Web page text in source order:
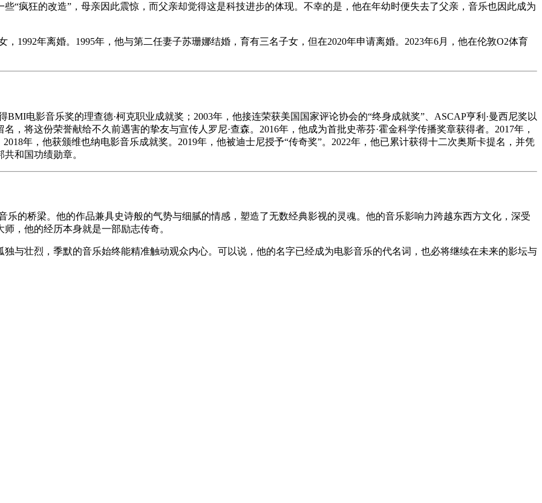
“疯狂的改造”，母亲因此震惊，而父亲却觉得这是科技进步的体现。不幸的是，他在年幼时便失去了父亲，音乐也因此成为
1992年离婚。1995年，他与第二任妻子苏珊娜结婚，育有三名子女，但在2020年申请离婚。2023年6月，他在伦敦O2体育
电影音乐奖的理查德·柯克职业成就奖；2003年，他接连荣获美国国家评论协会的“终身成就奖”、ASCAP亨利·曼西尼奖以
，将这份荣誉献给不久前遇害的挚友与宣传人罗尼·查森。2016年，他成为首批史蒂芬·霍金科学传播奖章获得者。2017年，
年，他获颁维也纳电影音乐成就奖。2019年，他被迪士尼授予“传奇奖”。2022年，他已累计获得十二次奥斯卡提名，并凭
和国功绩勋章。
乐的桥梁。他的作品兼具史诗般的气势与细腻的情感，塑造了无数经典影视的灵魂。他的音乐影响力跨越东西方文化，深受
，他的经历本身就是一部励志传奇。
与壮烈，季默的音乐始终能精准触动观众内心。可以说，他的名字已经成为电影音乐的代名词，也必将继续在未来的影坛与